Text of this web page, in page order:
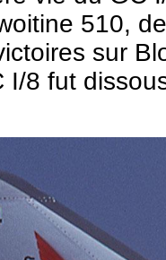
510,
sur
I/8 fut